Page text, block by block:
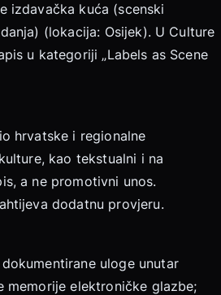
izdavačka kuća (scenski
(lokacija: Osijek). U Culture
u kategoriji „Labels as Scene
hrvatske i regionalne
kao tekstualni i na
a ne promotivni unos.
dodatnu provjeru.
uloge unutar
memorije elektroničke glazbe;